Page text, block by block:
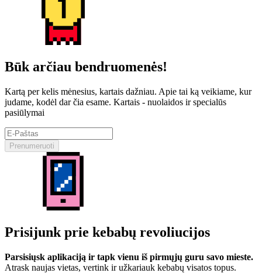
Būk arčiau bendruomenės!
Kartą per kelis mėnesius, kartais dažniau. Apie tai ką veikiame, kur
judame, kodėl dar čia esame. Kartais - nuolaidos ir specialūs
pasiūlymai
Prenumeruoti
Prisijunk prie kebabų revoliucijos
Parsisiųsk aplikaciją ir tapk vienu iš pirmųjų guru savo mieste.
Atrask naujas vietas, vertink ir užkariauk kebabų visatos topus.